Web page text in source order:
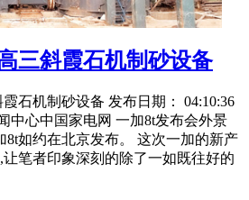
三斜霞石机制砂设备
石机制砂设备 发布日期： 04:10:36
中心中国家电网 一加8t发布会外景
8t如约在北京发布。 这次一加的新产
笔者印象深刻的除了一如既往好的